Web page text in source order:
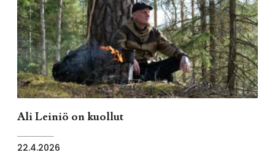
Ali Leiniö on kuollut
22.4.2026